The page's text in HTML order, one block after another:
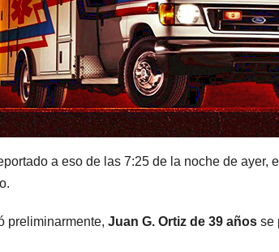
a eso de las 7:25 de la noche de
preliminarmente, Juan G. Ortiz de 39 años se